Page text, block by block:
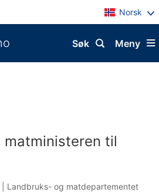
Norsk
Meny
Søk
til
Landbruks- og matdepartementet